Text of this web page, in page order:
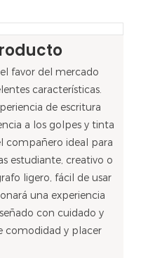
favor del mercado
características.
de escritura
a los golpes y tinta
compañero ideal para
estudiante, creativo o
ligero, fácil de usar
una experiencia
con cuidado y
comodidad y placer